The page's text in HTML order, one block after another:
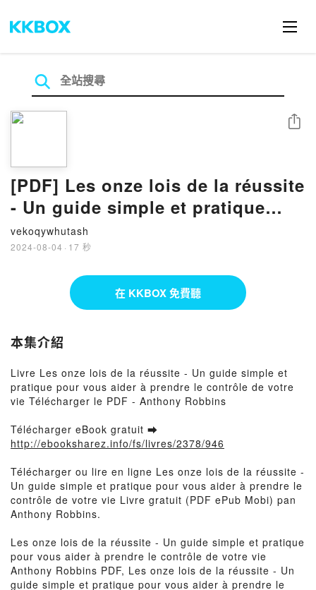
[PDF] Les onze lois de la réussite
- Un guide simple et pratique
pour vous aider à prendre le
contrôle de votre vie by Anthony
Robbins
vekoqywhutash
2024-08-04 · 17 秒
分享
在 KKBOX 免費聽
本集介紹
Livre Les onze lois de la réussite - Un guide simple et
pratique pour vous aider à prendre le contrôle de votre
vie Télécharger le PDF - Anthony Robbins
Télécharger eBook gratuit ➡
http://ebooksharez.info/fs/livres/2378/946
Télécharger ou lire en ligne Les onze lois de la réussite -
Un guide simple et pratique pour vous aider à prendre le
contrôle de votre vie Livre gratuit (PDF ePub Mobi) pan
Anthony Robbins.
Les onze lois de la réussite - Un guide simple et pratique
pour vous aider à prendre le contrôle de votre vie
Anthony Robbins PDF, Les onze lois de la réussite - Un
guide simple et pratique pour vous aider à prendre le